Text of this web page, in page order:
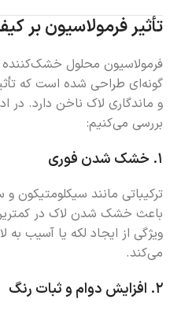
تأثیر فرمولاسیون بر
فرمولاسیون محلول
گونه‌ای طراحی شده است که
و ماندگاری لاک ناخن دارد. در
بررسی می‌کنیم:
۱. خشک شدن فوری
ترکیباتی مانند سیکلومتیکون و
باعث خشک شدن لاک در
ویژگی از ایجاد لکه یا آسیب به
می‌کند.
۲. افزایش دوام و ثبات رنگ